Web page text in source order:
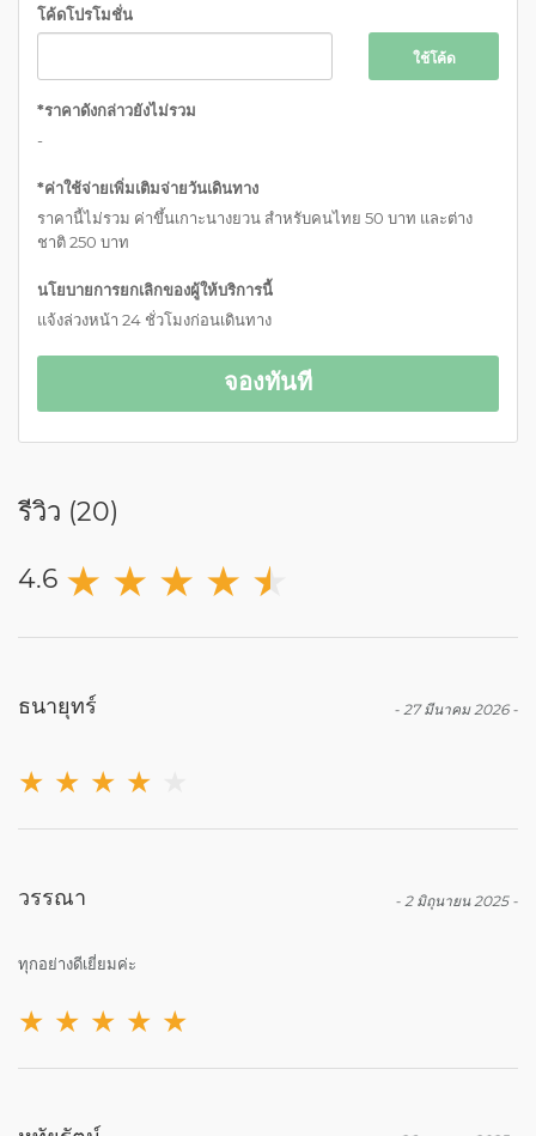
โค้ดโปรโมชั่น
ใช้โค้ด
*ราคาดังกล่าวยังไม่รวม
-
*ค่าใช้จ่ายเพิ่มเติมจ่ายวันเดินทาง
ราคานี้ไม่รวม ค่าขึ้นเกาะนางยวน สำหรับคนไทย 50 บาท และต่าง
ชาติ 250 บาท
นโยบายการยกเลิกของผู้ให้บริการนี้
แจ้งล่วงหน้า 24 ชั่วโมงก่อนเดินทาง
จองทันที
รีวิว (20)
4.6 ★ ★ ★ ★ ★
★
- 27 มีนาคม 2026-
ธนายุทร์
★ ★ ★ ★
- 2 มิถุนายน 2025-
วรรณา
ทุกอย่างดีเยี่ยมค่ะ
★ ★ ★ ★ ★